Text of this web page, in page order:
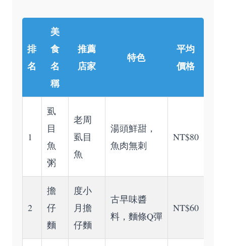
排
名
美
食
名
稱
推薦
店家
特色
平均
價格
1
虱
目
魚
粥
老周
虱目
魚
湯頭鮮甜，
魚肉無刺
NT$80
2
擔
仔
麵
度小
月擔
仔麵
古早味醬
料，麵條Q彈
NT$60